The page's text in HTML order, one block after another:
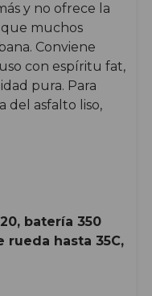
y no ofrece la
muchos
Conviene
con espíritu fat,
pura. Para
del asfalto liso,
batería 350
rueda hasta 35C,